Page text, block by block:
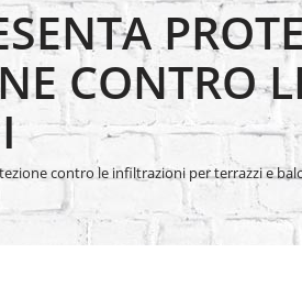
CONTRO
contro le infiltrazioni per terrazzi e